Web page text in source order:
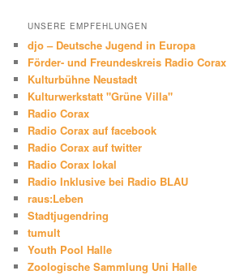
UNSERE EMPFEHLUNGEN
djo – Deutsche Jugend in Europa
Förder- und Freundeskreis Radio Corax
Kulturbühne Neustadt
Kulturwerkstatt "Grüne Villa"
Radio Corax
Radio Corax auf facebook
Radio Corax auf twitter
Radio Corax lokal
Radio Inklusive bei Radio BLAU
raus:Leben
Stadtjugendring
tumult
Youth Pool Halle
Zoologische Sammlung Uni Halle